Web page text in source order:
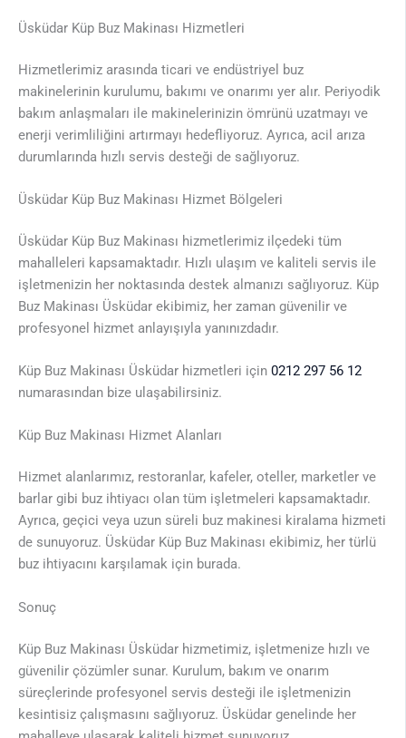
Üsküdar Küp Buz Makinası Hizmetleri
Hizmetlerimiz arasında ticari ve endüstriyel buz
makinelerinin kurulumu, bakımı ve onarımı yer alır. Periyodik
bakım anlaşmaları ile makinelerinizin ömrünü uzatmayı ve
enerji verimliliğini artırmayı hedefliyoruz. Ayrıca, acil arıza
durumlarında hızlı servis desteği de sağlıyoruz.
Üsküdar Küp Buz Makinası Hizmet Bölgeleri
Üsküdar Küp Buz Makinası hizmetlerimiz ilçedeki tüm
mahalleleri kapsamaktadır. Hızlı ulaşım ve kaliteli servis ile
işletmenizin her noktasında destek almanızı sağlıyoruz. Küp
Buz Makinası Üsküdar ekibimiz, her zaman güvenilir ve
profesyonel hizmet anlayışıyla yanınızdadır.
Küp Buz Makinası Üsküdar hizmetleri için 0212 297 56 12
numarasından bize ulaşabilirsiniz.
Küp Buz Makinası Hizmet Alanları
Hizmet alanlarımız, restoranlar, kafeler, oteller, marketler ve
barlar gibi buz ihtiyacı olan tüm işletmeleri kapsamaktadır.
Ayrıca, geçici veya uzun süreli buz makinesi kiralama hizmeti
de sunuyoruz. Üsküdar Küp Buz Makinası ekibimiz, her türlü
buz ihtiyacını karşılamak için burada.
Sonuç
Küp Buz Makinası Üsküdar hizmetimiz, işletmenize hızlı ve
güvenilir çözümler sunar. Kurulum, bakım ve onarım
süreçlerinde profesyonel servis desteği ile işletmenizin
kesintisiz çalışmasını sağlıyoruz. Üsküdar genelinde her